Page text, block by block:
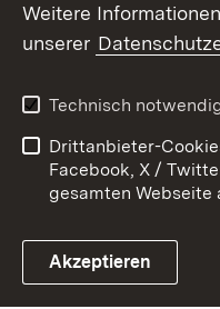
Link zum Landesportal
Barrierefreiheit
Impressum
Weitere
unserer
Technisch
Drittanbieter-
Facebook, X /
gesamten Webseite
Akzeptieren